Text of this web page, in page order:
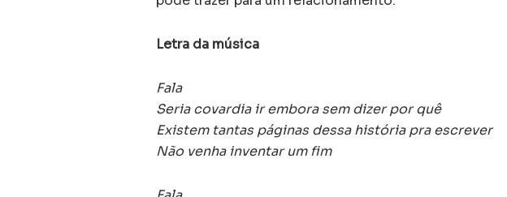
Letra da música
Fala
Seria covardia ir embora sem dizer por quê
Existem tantas páginas dessa história pra escrever
Não venha inventar um fim